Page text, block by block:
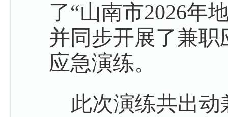
了“山南市2026年
并同步开展了兼
应急演练。
此次演练共出动